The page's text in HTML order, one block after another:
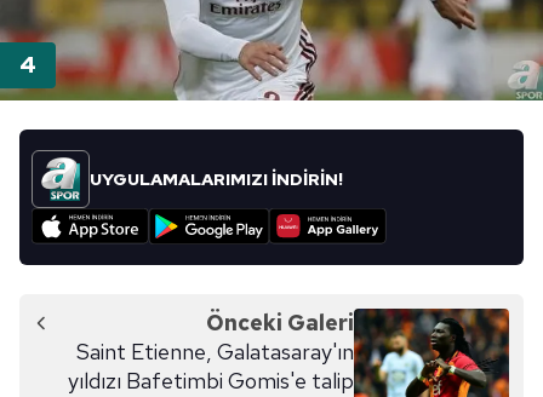
UYGULAMALARIMIZI İNDİRİN!
Önceki Galeri
Saint Etienne, Galatasaray'ın
yıldızı Bafetimbi Gomis'e talip